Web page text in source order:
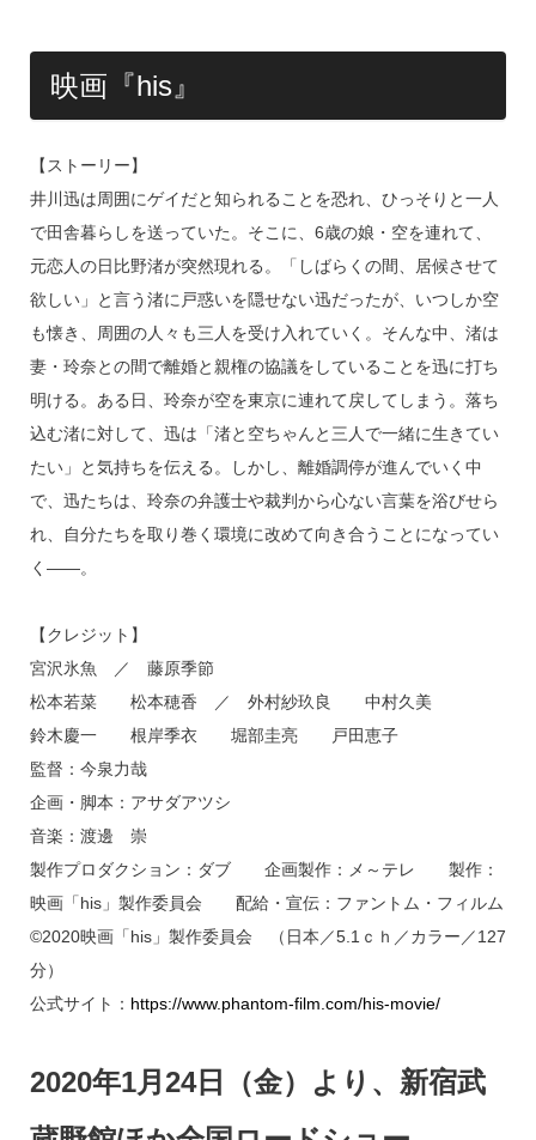
映画『his』
【ストーリー】
井川迅は周囲にゲイだと知られることを恐れ、ひっそりと一人
で田舎暮らしを送っていた。そこに、6歳の娘・空を連れて、
元恋人の日比野渚が突然現れる。「しばらくの間、居候させて
欲しい」と言う渚に戸惑いを隠せない迅だったが、いつしか空
も懐き、周囲の人々も三人を受け入れていく。そんな中、渚は
妻・玲奈との間で離婚と親権の協議をしていることを迅に打ち
明ける。ある日、玲奈が空を東京に連れて戻してしまう。落ち
込む渚に対して、迅は「渚と空ちゃんと三人で一緒に生きてい
たい」と気持ちを伝える。しかし、離婚調停が進んでいく中
で、迅たちは、玲奈の弁護士や裁判から心ない言葉を浴びせら
れ、自分たちを取り巻く環境に改めて向き合うことになってい
く――。
【クレジット】
宮沢氷魚 ／ 藤原季節
松本若菜 松本穂香 ／ 外村紗玖良 中村久美
鈴木慶一 根岸季衣 堀部圭亮 戸田恵子
監督：今泉力哉
企画・脚本：アサダアツシ
音楽：渡邊 崇
製作プロダクション：ダブ 企画製作：メ～テレ 製作：
映画「his」製作委員会 配給・宣伝：ファントム・フィルム
©2020映画「his」製作委員会 （日本／5.1ｃｈ／カラー／127
分）
公式サイト： https://www.phantom-film.com/his-movie/
2020年1月24日（金）より、新宿武